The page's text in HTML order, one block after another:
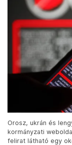
Orosz, ukrán és
kormányzati
felirat látható egy